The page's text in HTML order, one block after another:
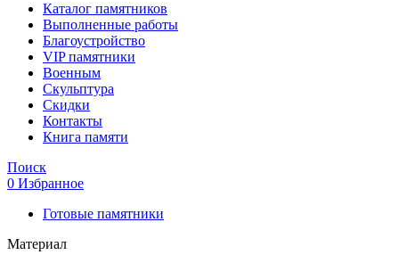
Каталог памятников
Выполненные работы
Благоустройство
VIP памятники
Военным
Скульптура
Скидки
Контакты
Книга памяти
Поиск
0 Избранное
Готовые памятники
Материал